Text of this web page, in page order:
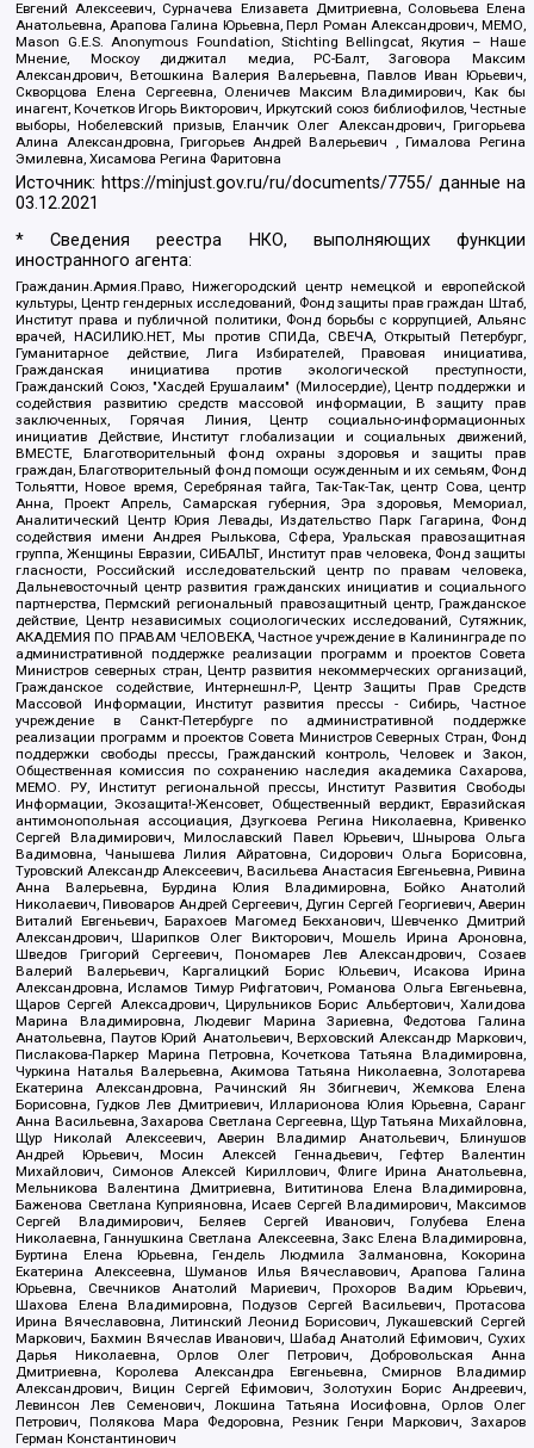
Евгений Алексеевич, Сурначева Елизавета Дмитриевна, Соловьева Елена
Анатольевна, Арапова Галина Юрьевна, Перл Роман Александрович, МЕМО,
Mason G.E.S. Anonymous Foundation, Stichting Bellingcat, Якутия – Наше
Мнение, Москоу диджитал медиа, РС-Балт, Заговора Максим
Александрович, Ветошкина Валерия Валерьевна, Павлов Иван Юрьевич,
Скворцова Елена Сергеевна, Оленичев Максим Владимирович, Как бы
инагент, Кочетков Игорь Викторович, Иркутский союз библиофилов, Честные
выборы, Нобелевский призыв, Еланчик Олег Александрович, Григорьева
Алина Александровна, Григорьев Андрей Валерьевич , Гималова Регина
Эмилевна, Хисамова Регина Фаритовна
Источник: https://minjust.gov.ru/ru/documents/7755/ данные на
03.12.2021
* Сведения реестра НКО, выполняющих функции
иностранного агента:
Гражданин.Армия.Право, Нижегородский центр немецкой и европейской
культуры, Центр гендерных исследований, Фонд защиты прав граждан Штаб,
Институт права и публичной политики, Фонд борьбы с коррупцией, Альянс
врачей, НАСИЛИЮ.НЕТ, Мы против СПИДа, СВЕЧА, Открытый Петербург,
Гуманитарное действие, Лига Избирателей, Правовая инициатива,
Гражданская инициатива против экологической преступности,
Гражданский Союз, "Хасдей Ерушалаим" (Милосердие), Центр поддержки и
содействия развитию средств массовой информации, В защиту прав
заключенных, Горячая Линия, Центр социально-информационных
инициатив Действие, Институт глобализации и социальных движений,
ВМЕСТЕ, Благотворительный фонд охраны здоровья и защиты прав
граждан, Благотворительный фонд помощи осужденным и их семьям, Фонд
Тольятти, Новое время, Серебряная тайга, Так-Так-Так, центр Сова, центр
Анна, Проект Апрель, Самарская губерния, Эра здоровья, Мемориал,
Аналитический Центр Юрия Левады, Издательство Парк Гагарина, Фонд
содействия имени Андрея Рылькова, Сфера, Уральская правозащитная
группа, Женщины Евразии, СИБАЛЬТ, Институт прав человека, Фонд защиты
гласности, Российский исследовательский центр по правам человека,
Дальневосточный центр развития гражданских инициатив и социального
партнерства, Пермский региональный правозащитный центр, Гражданское
действие, Центр независимых социологических исследований, Сутяжник,
АКАДЕМИЯ ПО ПРАВАМ ЧЕЛОВЕКА, Частное учреждение в Калининграде по
административной поддержке реализации программ и проектов Совета
Министров северных стран, Центр развития некоммерческих организаций,
Гражданское содействие, Интернешнл-Р, Центр Защиты Прав Средств
Массовой Информации, Институт развития прессы - Сибирь, Частное
учреждение в Санкт-Петербурге по административной поддержке
реализации программ и проектов Совета Министров Северных Стран, Фонд
поддержки свободы прессы, Гражданский контроль, Человек и Закон,
Общественная комиссия по сохранению наследия академика Сахарова,
МЕМО. РУ, Институт региональной прессы, Институт Развития Свободы
Информации, Экозащита!-Женсовет, Общественный вердикт, Евразийская
антимонопольная ассоциация, Дзугкоева Регина Николаевна, Кривенко
Сергей Владимирович, Милославский Павел Юрьевич, Шнырова Ольга
Вадимовна, Чанышева Лилия Айратовна, Сидорович Ольга Борисовна,
Туровский Александр Алексеевич, Васильева Анастасия Евгеньевна, Ривина
Анна Валерьевна, Бурдина Юлия Владимировна, Бойко Анатолий
Николаевич, Пивоваров Андрей Сергеевич, Дугин Сергей Георгиевич, Аверин
Виталий Евгеньевич, Барахоев Магомед Бекханович, Шевченко Дмитрий
Александрович, Шарипков Олег Викторович, Мошель Ирина Ароновна,
Шведов Григорий Сергеевич, Пономарев Лев Александрович, Созаев
Валерий Валерьевич, Каргалицкий Борис Юльевич, Исакова Ирина
Александровна, Исламов Тимур Рифгатович, Романова Ольга Евгеньевна,
Щаров Сергей Алексадрович, Цирульников Борис Альбертович, Халидова
Марина Владимировна, Людевиг Марина Зариевна, Федотова Галина
Анатольевна, Паутов Юрий Анатольевич, Верховский Александр Маркович,
Пислакова-Паркер Марина Петровна, Кочеткова Татьяна Владимировна,
Чуркина Наталья Валерьевна, Акимова Татьяна Николаевна, Золотарева
Екатерина Александровна, Рачинский Ян Збигневич, Жемкова Елена
Борисовна, Гудков Лев Дмитриевич, Илларионова Юлия Юрьевна, Саранг
Анна Васильевна, Захарова Светлана Сергеевна, Щур Татьяна Михайловна,
Щур Николай Алексеевич, Аверин Владимир Анатольевич, Блинушов
Андрей Юрьевич, Мосин Алексей Геннадьевич, Гефтер Валентин
Михайлович, Симонов Алексей Кириллович, Флиге Ирина Анатольевна,
Мельникова Валентина Дмитриевна, Вититинова Елена Владимировна,
Баженова Светлана Куприяновна, Исаев Сергей Владимирович, Максимов
Сергей Владимирович, Беляев Сергей Иванович, Голубева Елена
Николаевна, Ганнушкина Светлана Алексеевна, Закс Елена Владимировна,
Буртина Елена Юрьевна, Гендель Людмила Залмановна, Кокорина
Екатерина Алексеевна, Шуманов Илья Вячеславович, Арапова Галина
Юрьевна, Свечников Анатолий Мариевич, Прохоров Вадим Юрьевич,
Шахова Елена Владимировна, Подузов Сергей Васильевич, Протасова
Ирина Вячеславовна, Литинский Леонид Борисович, Лукашевский Сергей
Маркович, Бахмин Вячеслав Иванович, Шабад Анатолий Ефимович, Сухих
Дарья Николаевна, Орлов Олег Петрович, Добровольская Анна
Дмитриевна, Королева Александра Евгеньевна, Смирнов Владимир
Александрович, Вицин Сергей Ефимович, Золотухин Борис Андреевич,
Левинсон Лев Семенович, Локшина Татьяна Иосифовна, Орлов Олег
Петрович, Полякова Мара Федоровна, Резник Генри Маркович, Захаров
Герман Константинович